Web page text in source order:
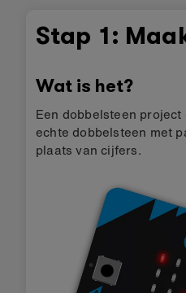
Stap 1:
Wat is het?
Een dobbelsteen
echte dobbelsteen met
plaats van cijfers.